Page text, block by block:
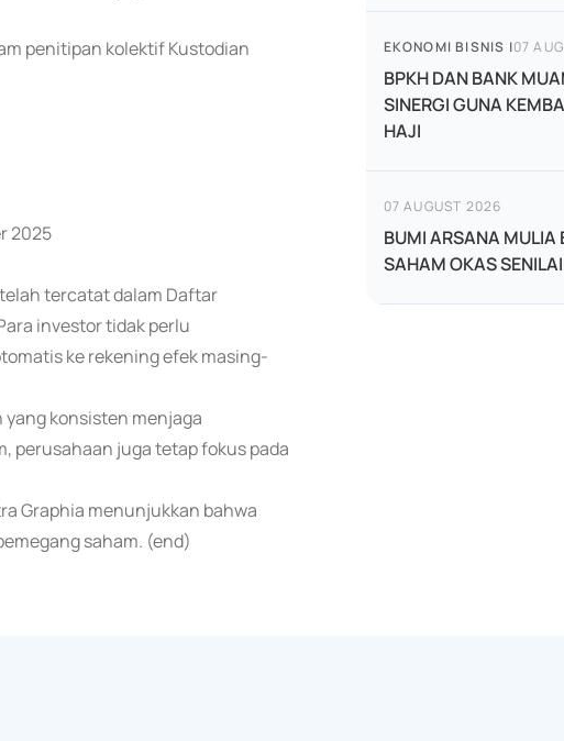
penitipan kolektif Kustodian
2025
tercatat dalam Daftar
investor tidak perlu
ke rekening efek masing-
yang konsisten menjaga
perusahaan juga tetap fokus pada
Graphia menunjukkan bahwa
saham. (end)
EKONOMI BISNIS |07
BPKH DAN BANK
SINERGI GUNA
HAJI
07 AUGUST 2026
BUMI ARSANA
SAHAM OKAS